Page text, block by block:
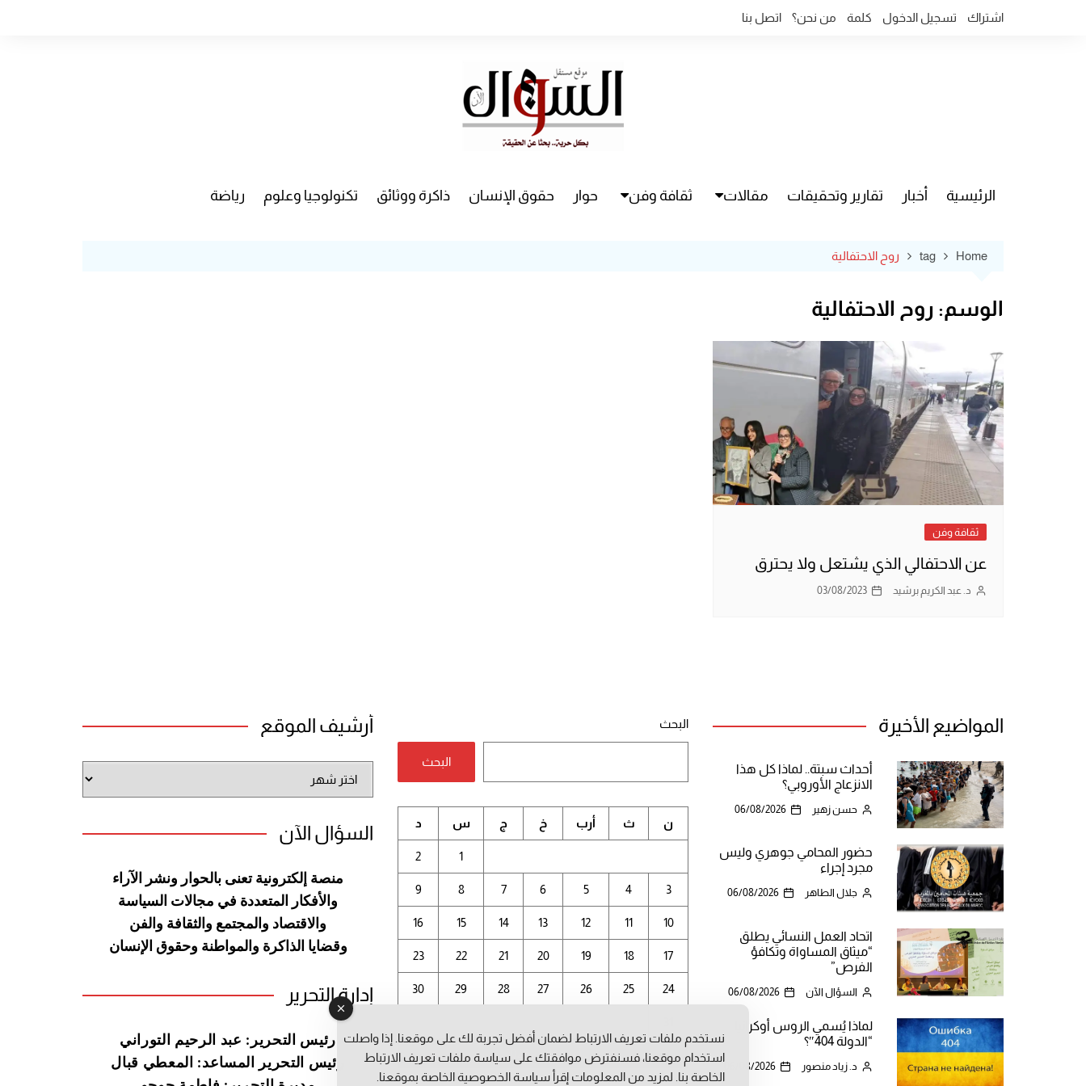
اشتراك تسجيل الدخول كلمة من نحن؟ اتصل بنا
الرئيسية أخبار تقارير وتحقيقات مقالات ثقافة وفن حوار حقوق الإنسان ذاكرة ووثائق تكنولوجيا وعلوم رياضة
Home
tag روح الاحتفالية
الوسم: روح الاحتفالية
ثقافة وفن
عن الاحتفالي الذي يشتعل ولا يحترق
د. عبد الكريم برشيد 03/08/2023
المواضيع الأخيرة
أحداث سبتة.. لماذا كل هذا
الانزعاج الأوروبي؟
حسن زهير 06/08/2026
حضور المحامي جوهري وليس
مجرد إجراء
جلال الطاهر 06/08/2026
اتحاد العمل النسائي يطلق
“ميثاق المساواة وتكافؤ
الفرص”
السؤال الآن 06/08/2026
لماذا يُسمي الروس أوكرانيا
“الدولة 404″؟
د. زياد منصور 06/08/2026
البحث
البحث
أغسطس 2026
ن ث أرب خ ج س د
1
2
3
4
5
6
7
8
9
10
11
12
13
14
15
16
17
18
19
20
21
22
23
24
25
26
27
28
29
30
أرشيف الموقع
الموقع
السؤال الآن
منصة إلكترونية تعنى بالحوار ونشر
الآراء
والأفكار المتعددة في مجالات السياسة
والاقتصاد والمجتمع والثقافة والفن
وقضايا الذاكرة والمواطنة وحقوق الإنسان
إدارة التحرير
رئيس التحرير: عبد الرحيم التوراني
رئيس التحرير المساعد: المعطي قبال
نستخدم ملفات تعريف الارتباط لضمان أفضل تجربة لك على موقعنا. إذا واصلت
استخدام موقعنا، فسنفترض موافقتك على سياسة ملفات تعريف الارتباط
الخاصة بنا. لمزيد من المعلومات إقرأ سياسة الخصوصيةالخاصة بموقعنا.